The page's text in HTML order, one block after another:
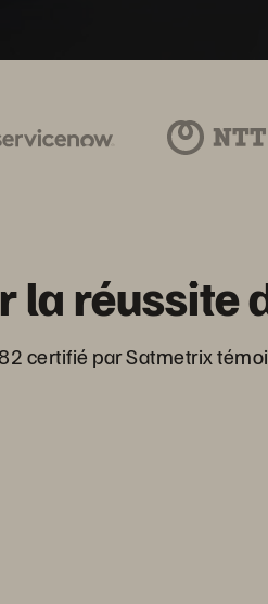
la réussite
certifié par Satmetrix